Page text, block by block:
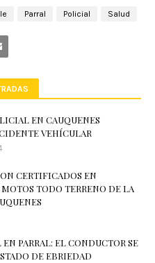
Parral Policial Salud
EN CAUQUENES
VEHÍCULAR
CERTIFICADOS EN
TODO TERRENO DE LA
EN PARRAL: EL CONDUCTOR SE
DE EBRIEDAD